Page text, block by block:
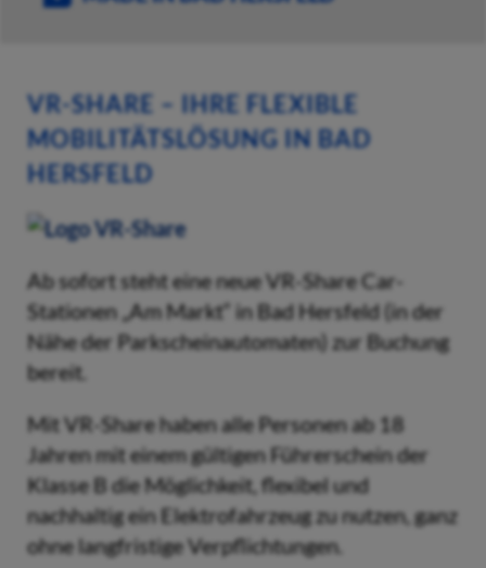
VR-SHARE – IHRE FLEXIBLE
MOBILITÄTSLÖSUNG IN BAD
HERSFELD
Ab sofort steht eine neue VR-Share Car-
Stationen „Am Markt“ in Bad Hersfeld (in der
Nähe der Parkscheinautomaten) zur Buchung
bereit.
Mit VR-Share haben alle Personen ab 18
Jahren mit einem gültigen Führerschein der
Klasse B die Möglichkeit, flexibel und
nachhaltig ein Elektrofahrzeug zu nutzen, ganz
ohne langfristige Verpflichtungen.